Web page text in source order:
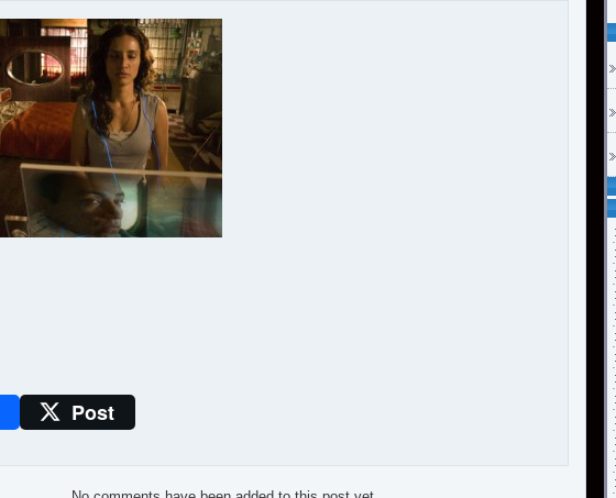
Post